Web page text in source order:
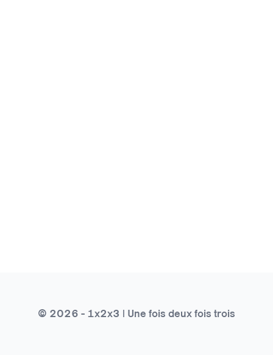
© 2026 - 1x2x3 | Une fois deux fois trois